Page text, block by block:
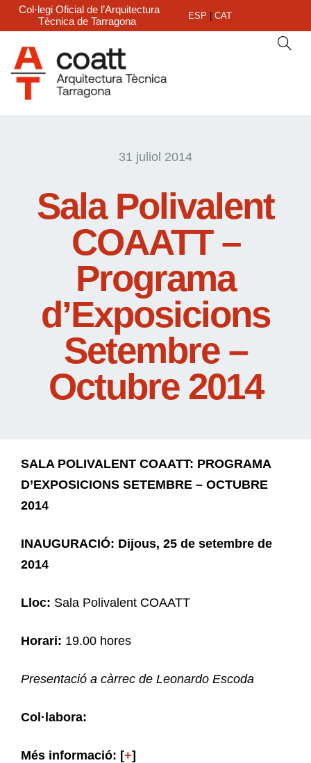
Col·legi Oficial de l’Arquitectura
Tècnica de Tarragona
ESP CAT
31 juliol 2014
Sala Polivalent
COAATT –
Programa
d’Exposicions
Setembre –
Octubre 2014
SALA POLIVALENT COAATT: PROGRAMA
D’EXPOSICIONS SETEMBRE – OCTUBRE
2014
INAUGURACIÓ: Dijous, 25 de setembre de
2014
Lloc: Sala Polivalent COAATT
Horari: 19.00 hores
Presentació a càrrec de Leonardo Escoda
Col·labora:
Més informació: [+]